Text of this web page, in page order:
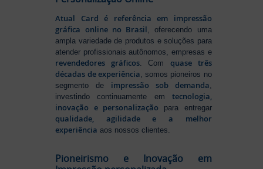
Atual Card é referência em impressão
gráfica online no Brasil , oferecendo uma
ampla variedade de produtos e soluções para
atender profissionais autônomos, empresas e
revendedores gráficos. Comquase três
décadas de experiência , somos pioneiros no
segmento de impressão sob demanda
investindo continuamente em tecnologia,
inovação e personalização para entregar
qualidade, agilidade e a melhor
experiência aos nossos clientes.
Pioneirismo e Inovação em